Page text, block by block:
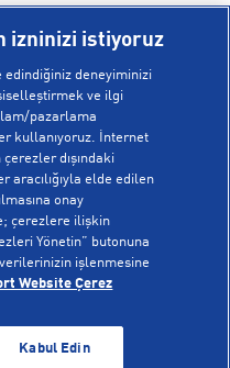
izninizi istiyoruz
edindiğiniz deneyiminizi
ve ilgi
pazarlama
kullanıyoruz. İnternet
dışındaki
aracılığıyla elde edilen
onay
çerezlere ilişkin
Yönetin” butonuna
işlenmesine
Website Çerez
Kabul Edin